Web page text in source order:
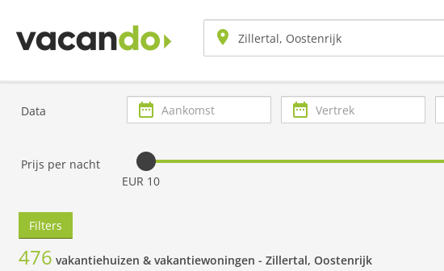
Data Aankomst Vertrek
Prijs per nacht
EUR 10
Filters
476 vakantiehuizen & vakantiewoningen - Zillertal, Oostenrijk